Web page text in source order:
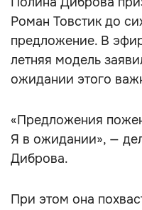
Роман Товстик до
предложение. В
летняя модель
ожидании этого
«Предложения
Я в ожидании», —
Диброва.
При этом она